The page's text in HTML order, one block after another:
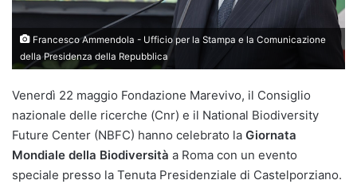
Francesco Ammendola - Ufficio per la Stampa e la Comunicazione
della Presidenza della Repubblica
Venerdì 22 maggio Fondazione Marevivo, il Consiglio
nazionale delle ricerche (Cnr) e il National Biodiversity
Future Center (NBFC) hanno celebrato la Giornata
Mondiale della Biodiversità a Roma con un evento
speciale presso la Tenuta Presidenziale di Castelporziano.